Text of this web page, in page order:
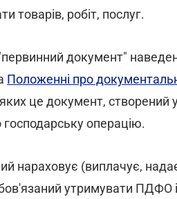
товарів, робіт, послуг.
документ"
Положенні про
це документ, створений
господарську операцію.
нараховує (виплачує,
утримувати ПДФО